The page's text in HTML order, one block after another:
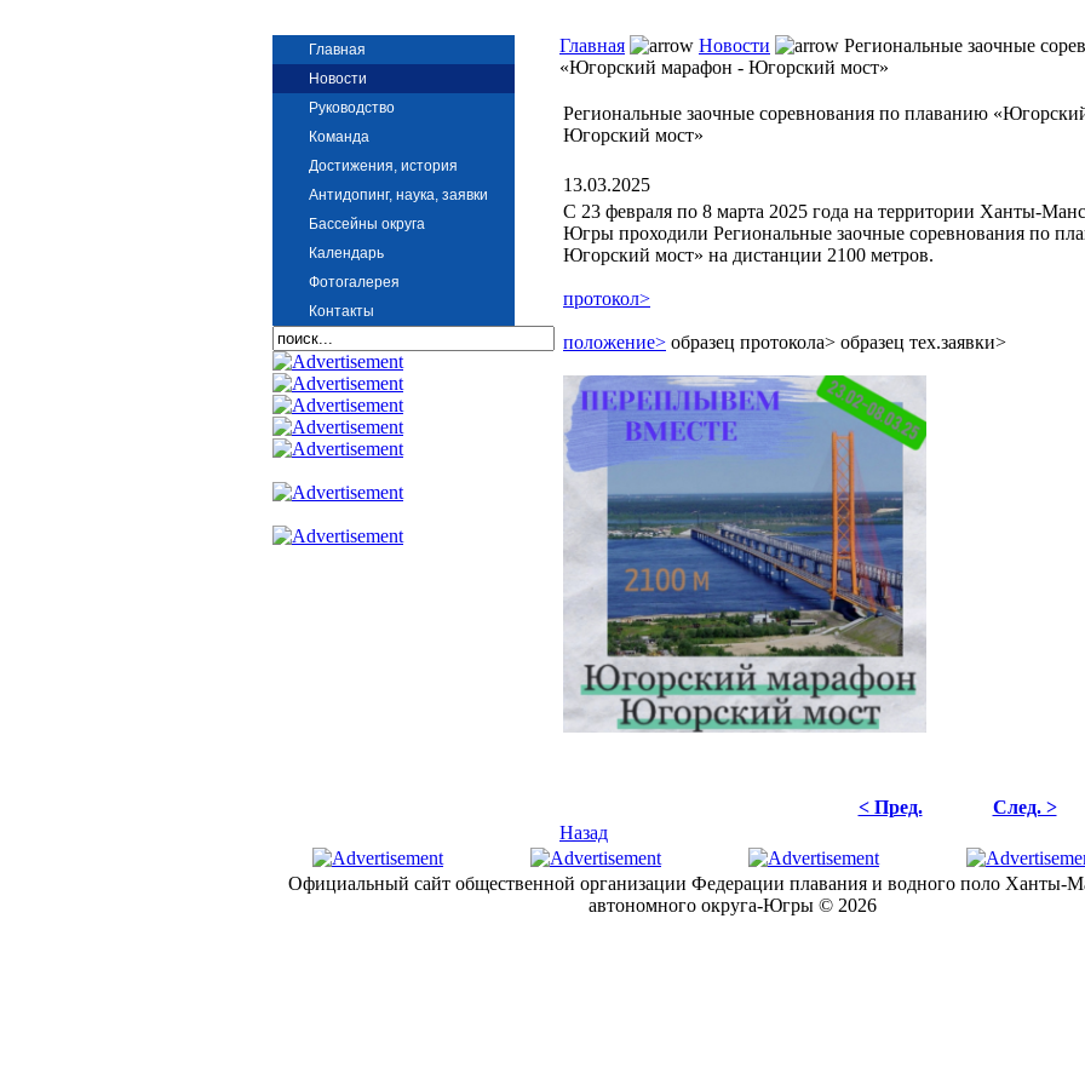
Главная
Новости
Руководство
Команда
Достижения, история
Антидопинг, наука, заявки
Бассейны округа
Календарь
Фотогалерея
Контакты
Главная Новости
Региональные заочные
«Югорский марафон - Югорский мост»
Региональные заочные соревнования по плаванию
Югорский мост»
13.03.2025
С 23 февраля по 8 марта 2025 года на территории Ханты-
Югры проходили Региональные заочные соревнования по
Югорский мост» на дистанции 2100 метров.
протокол>
положение> образец протокола> образец тех.заявки>
< Пред.
След. >
Назад
Официальный сайт общественной организации Федерации плавания и водного поло Ханты-
автономного округа-Югры © 2026